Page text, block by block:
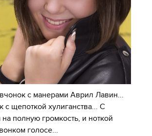
с манерами Аврил Лавин...
с щепоткой хулиганства... С
полную громкость, и ноткой
голосе...